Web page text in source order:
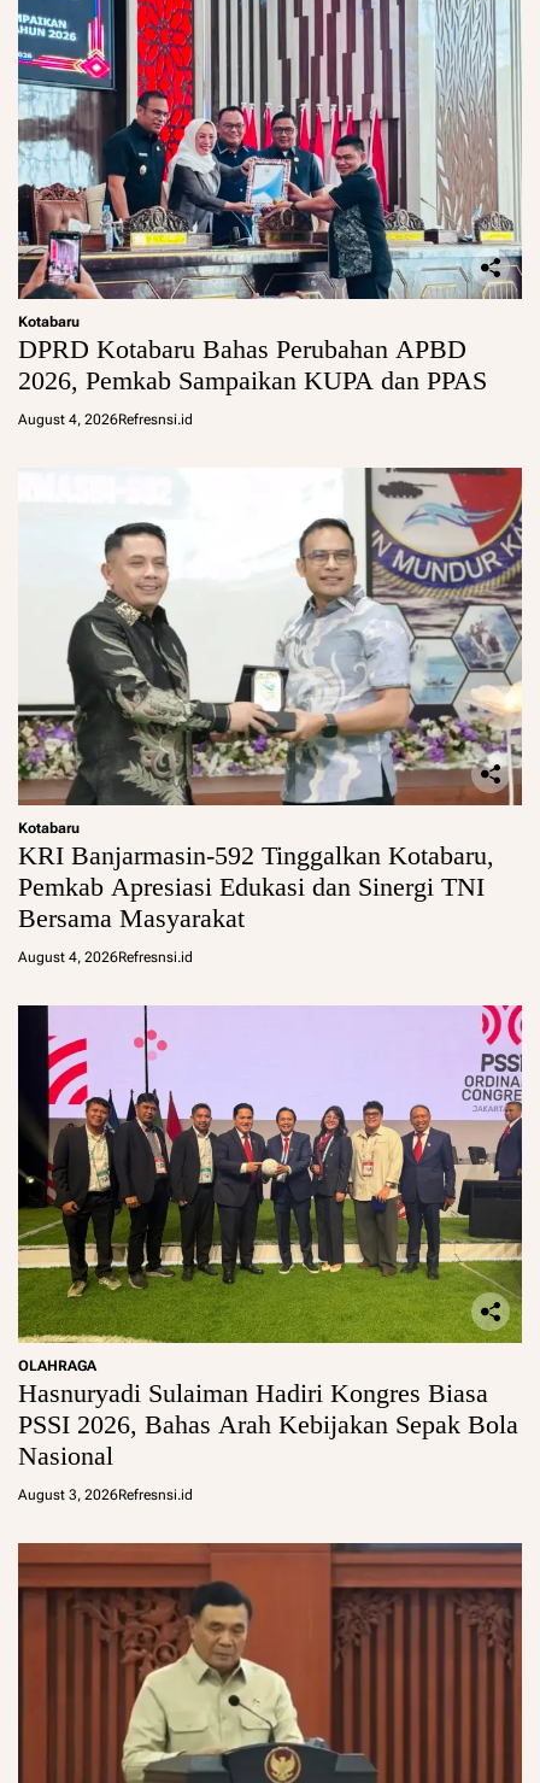
Kotabaru
DPRD Kotabaru Bahas Perubahan APBD
2026, Pemkab Sampaikan KUPA dan PPAS
August 4, 2026Refresnsi.id
Kotabaru
KRI Banjarmasin-592 Tinggalkan Kotabaru,
Pemkab Apresiasi Edukasi dan Sinergi TNI
Bersama Masyarakat
August 4, 2026Refresnsi.id
OLAHRAGA
Hasnuryadi Sulaiman Hadiri Kongres Biasa
PSSI 2026, Bahas Arah Kebijakan Sepak Bola
Nasional
August 3, 2026Refresnsi.id